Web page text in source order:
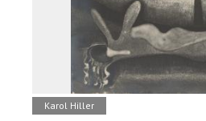
Karol Hiller